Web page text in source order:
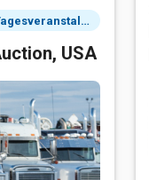
3 Tagesveranstaltung
USA